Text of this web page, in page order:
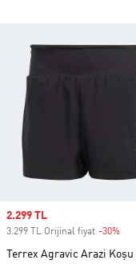
Sale price
2.299 TL
3.299 TL Orijinal fiyat -30%
Terrex Agravic Arazi